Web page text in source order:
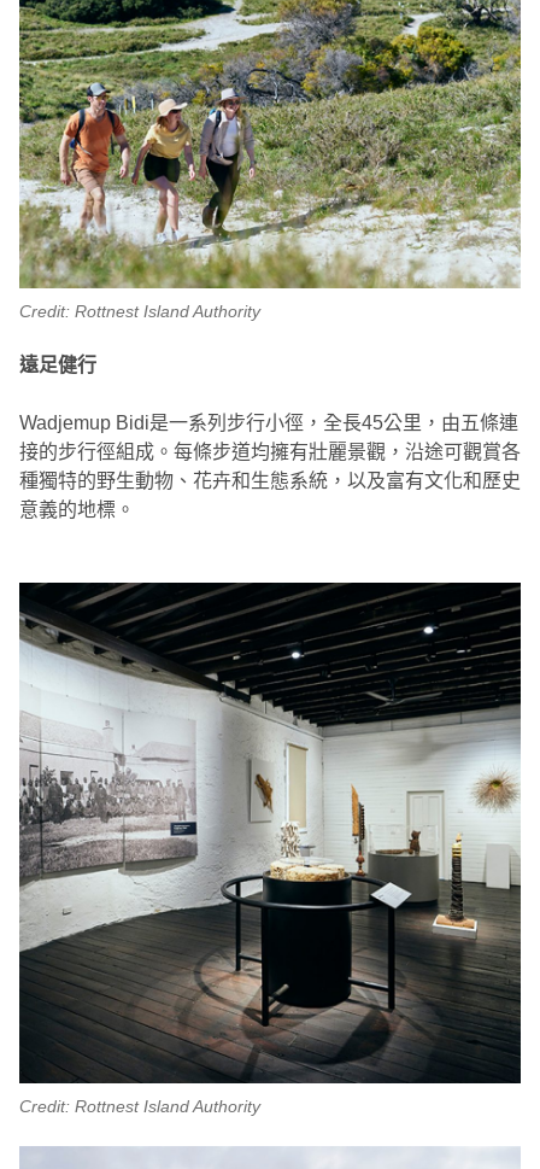
Credit: Rottnest Island Authority
遠足健行
Wadjemup Bidi是一系列步行小徑，全長45公里，由五條連
接的步行徑組成。每條步道均擁有壯麗景觀，沿途可觀賞各
種獨特的野生動物、花卉和生態系統，以及富有文化和歷史
意義的地標。
Credit: Rottnest Island Authority